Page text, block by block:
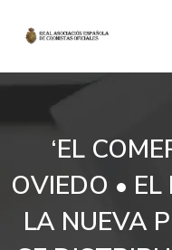
‘EL
OVIEDO •
LA NUEVA